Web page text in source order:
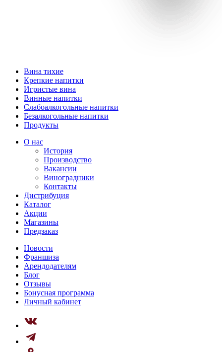
Вина тихие
Крепкие напитки
Игристые вина
Винные напитки
Слабоалкогольные напитки
Безалкогольные напитки
Продукты
О нас
История
Производство
Вакансии
Виноградники
Контакты
Дистрибуция
Каталог
Акции
Магазины
Предзаказ
Новости
Франшиза
Арендодателям
Блог
Отзывы
Бонусная программа
Личный кабинет